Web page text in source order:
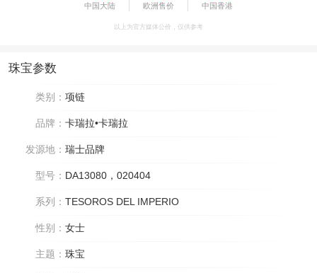
中国大陆 欧洲售价 中国香港
以上为官方媒体公价，仅供参考
珠宝参数
类别： 项链
品牌： 卡瑞拉•卡瑞拉
发源地： 瑞士品牌
型号： DA13080，020404
系列： TESOROS DEL IMPERIO
性别： 女士
主题： 珠宝